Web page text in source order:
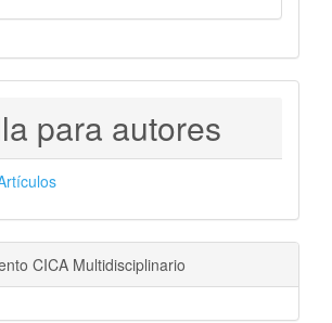
para autores
CICA Multidisciplinario